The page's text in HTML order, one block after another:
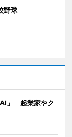
野球
」 起業家やク